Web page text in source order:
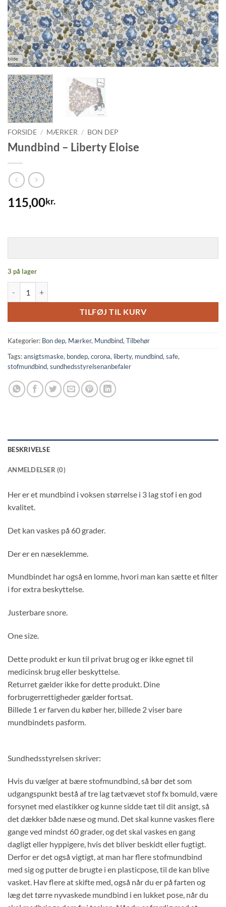
FORSIDE / MÆRKER / BON DEP
Mundbind – Liberty Eloise
115,00kr.
3 på lager
TILFØJ TIL KURV
Kategorier: Bon dep, Mærker, Mundbind, Tilbehør
Tags:ansigtsmaske, bondep, corona, liberty, mundbind, safe,
stofmundbind, sundhedsstyrelsenanbefaler
BESKRIVELSE
ANMELDELSER (0)
Her er et mundbind i voksen størrelse i 3 lag stof i en god
kvalitet.
Det kan vaskes på 60 grader.
Der er en næseklemme.
Mundbindet har også en lomme, hvori man kan sætte et filter
i for extra beskyttelse.
Justerbare snore.
One size.
Dette produkt er kun til privat brug og er ikke egnet til
medicinsk brug eller beskyttelse.
Returret gælder ikke for dette produkt. Dine
forbrugerrettigheder gælder fortsat.
Billede 1 er farven du køber her, billede 2 viser bare
mundbindets pasform.
Sundhedsstyrelsen skriver:
Hvis du vælger at bære stofmundbind, så bør det som
udgangspunkt bestå af tre lag tætvævet stof fx bomuld, være
forsynet med elastikker og kunne sidde tæt til dit ansigt, så
det dækker både næse og mund. Det skal kunne vaskes flere
gange ved mindst 60 grader, og det skal vaskes en gang
dagligt eller hyppigere, hvis det bliver beskidt eller fugtigt.
Derfor er det også vigtigt, at man har flere stofmundbind
med sig og putter de brugte i en plasticpose, til de kan blive
vasket. Hav flere at skifte med, også når du er på farten og
læg det tørre nyvaskede mundbind i en lukket pose, når du